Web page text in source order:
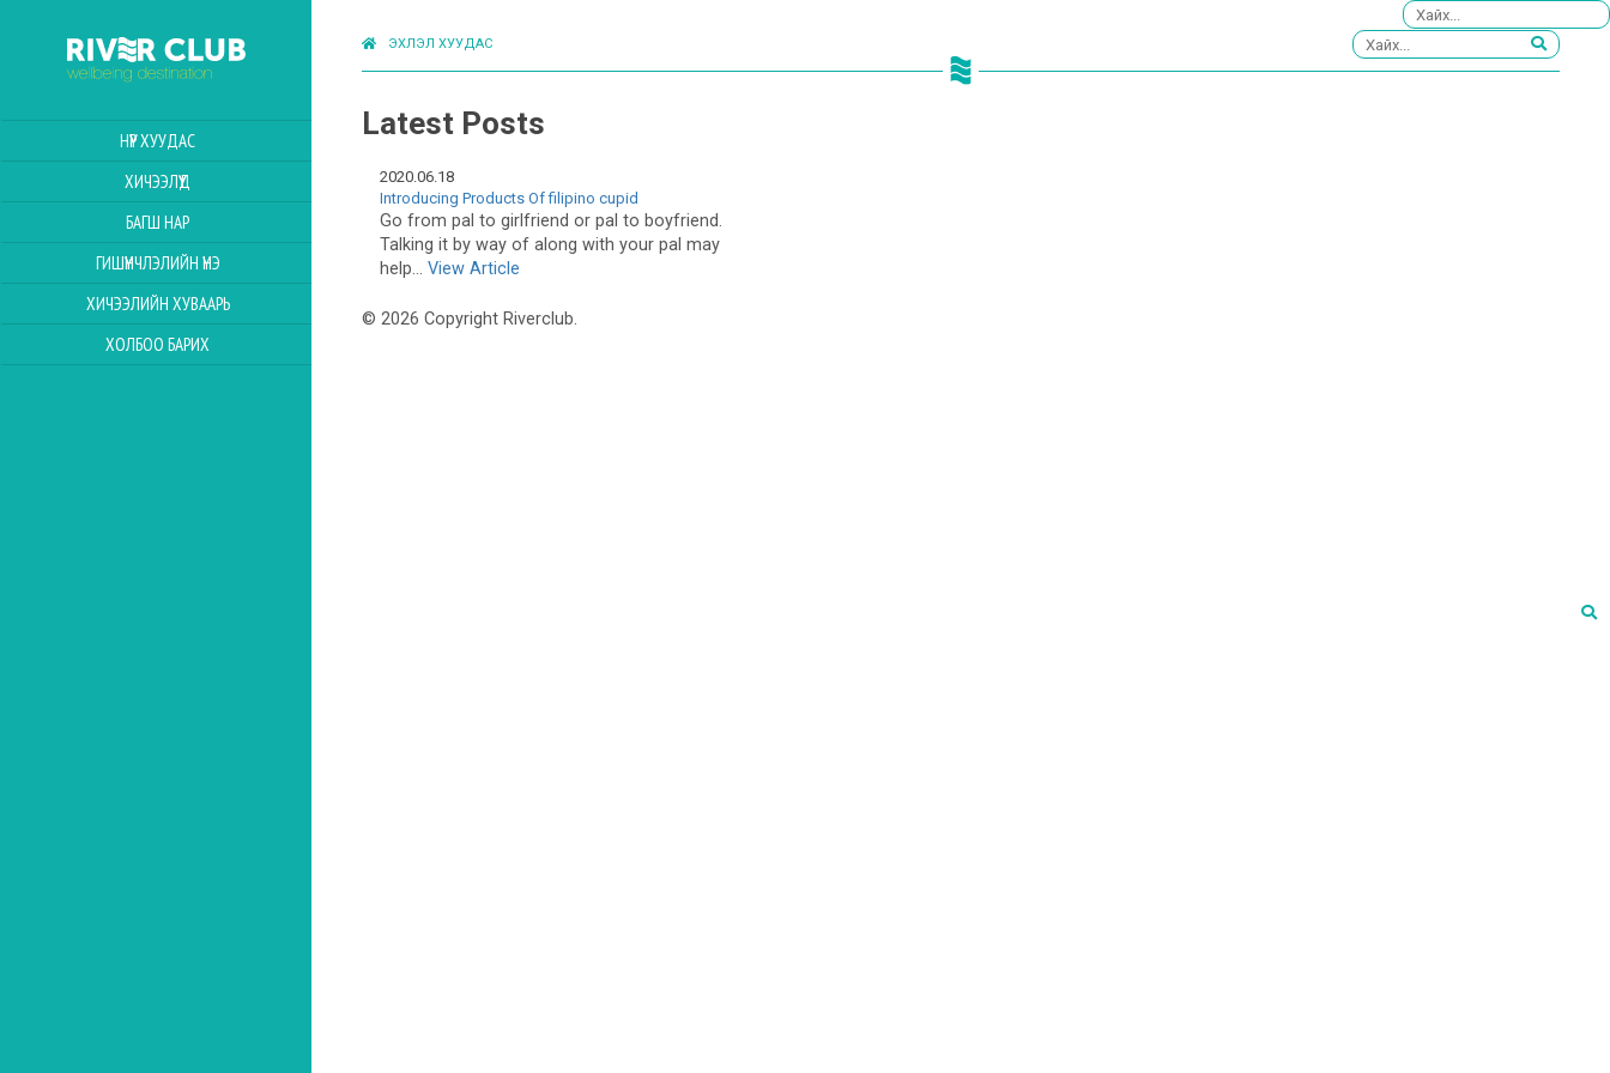
НҮҮР ХУУДАС
ХИЧЭЭЛҮҮД
БАГШ НАР
ГИШҮҮНЧЛЭЛИЙН ҮНЭ
ХИЧЭЭЛИЙН ХУВААРЬ
ХОЛБОО БАРИХ
ЭХЛЭЛ ХУУДАС
Latest Posts
2020.06.18
Introducing Products Of filipino cupid
Go from pal to girlfriend or pal to boyfriend.
Talking it by way of along with your pal may
help... View Article
© 2026 Copyright Riverclub.